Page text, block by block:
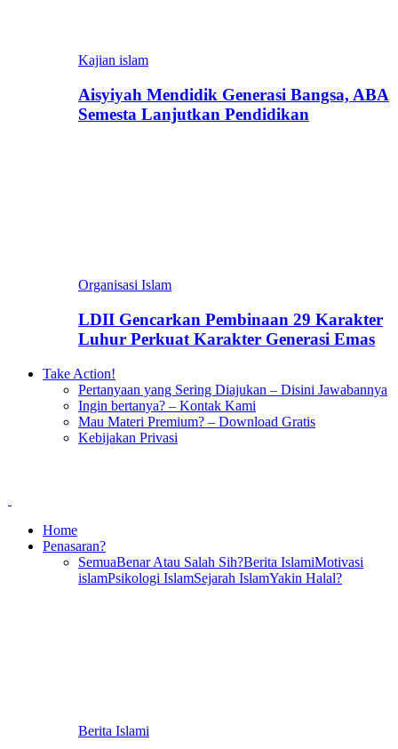
Kajian islam
Aisyiyah Mendidik Generasi Bangsa, ABA
Semesta Lanjutkan Pendidikan
Organisasi Islam
LDII Gencarkan Pembinaan 29 Karakter
Luhur Perkuat Karakter Generasi Emas
Take Action!
Pertanyaan yang Sering Diajukan – Disini Jawabannya
Ingin bertanya? – Kontak Kami
Mau Materi Premium? – Download Gratis
Kebijakan Privasi
Home
Penasaran?
SemuaBenar Atau Salah Sih?Berita IslamiMotivasi
islamPsikologi IslamSejarah IslamYakin Halal?
Berita Islami